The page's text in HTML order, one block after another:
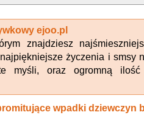
ejoo.pl
znajdziesz
życzenia i smsy
myśli, oraz ogromną ilość
wpadki dziewczyn